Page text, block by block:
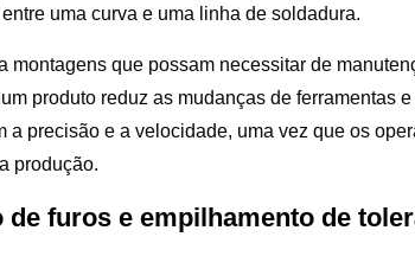
uma curva e uma linha de soldadura.
montagens que possam necessitar de
produto reduz as mudanças de ferramentas
a precisão e a velocidade, uma vez que os
produção.
furos e empilhamento de